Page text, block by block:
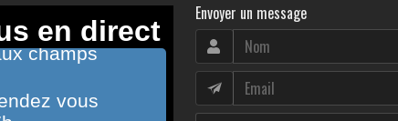
Envoyer un message